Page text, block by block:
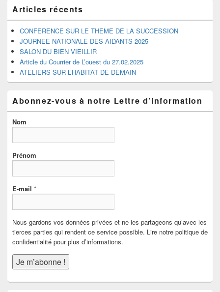
barre
latérale
Articles récents
CONFERENCE SUR LE THEME DE LA SUCCESSION
JOURNEE NATIONALE DES AIDANTS 2025
SALON DU BIEN VIEILLIR
Article du Courrier de L’ouest du 27.02.2025
ATELIERS SUR L’HABITAT DE DEMAIN
Abonnez-vous à notre Lettre d’information
Nom
Prénom
E-mail *
Nous gardons vos données privées et ne les partageons qu’avec les
tierces parties qui rendent ce service possible. Lire notre politique de
confidentialité pour plus d’informations.